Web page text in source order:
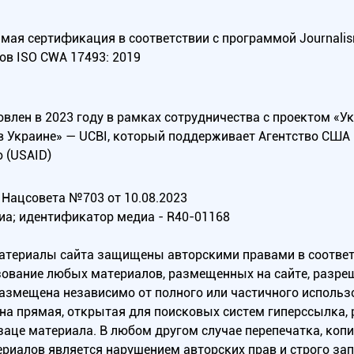
сертификация в соответствии с программой
ISO CWA 17493: 2019
в 2023 году в рамках сотрудничества с проектом
Украине» — UCBI, который поддерживает Агентство
(USAID)
№703 от 10.08.2023
идентификатор медиа - R40-01168
сайта защищены авторскими правами в
любых материалов, размещенных на сайте,
независимо от полного или частичного
прямая, открытая для поисковых систем
материала. В любом другом случае перепечатка,
является нарушением авторских прав и строго